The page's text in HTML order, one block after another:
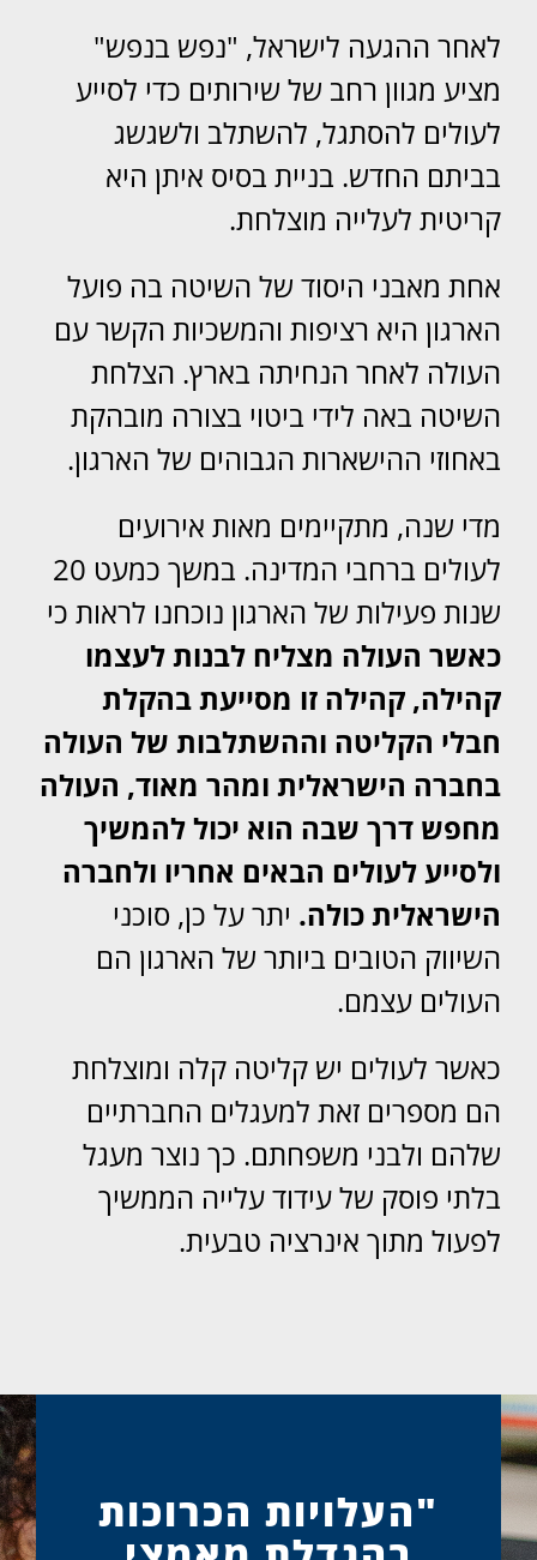
לאחר ההגעה לישראל, "נפש בנפש"
מציע מגוון רחב של שירותים כדי לסייע
לעולים להסתגל, להשתלב ולשגשג
בביתם החדש. בניית בסיס איתן היא
קריטית לעלייה מוצלחת.
אחת מאבני היסוד של השיטה בה פועל
הארגון היא רציפות והמשכיות הקשר עם
העולה לאחר הנחיתה בארץ. הצלחת
השיטה באה לידי ביטוי בצורה מובהקת
באחוזי ההישארות הגבוהים של הארגון.
מדי שנה, מתקיימים מאות אירועים
לעולים ברחבי המדינה. במשך כמעט 20
שנות פעילות של הארגון נוכחנו לראות כי
כאשר העולה מצליח לבנות לעצמו
קהילה, קהילה זו מסייעת בהקלת
חבלי הקליטה וההשתלבות של העולה
בחברה הישראלית ומהר מאוד, העולה
מחפש דרך שבה הוא יכול להמשיך
ולסייע לעולים הבאים אחריו ולחברה
הישראלית כולה. יתר על כן, סוכני
השיווק הטובים ביותר של הארגון הם
העולים עצמם.
כאשר לעולים יש קליטה קלה ומוצלחת
הם מספרים זאת למעגלים החברתיים
שלהם ולבני משפחתם. כך נוצר מעגל
בלתי פוסק של עידוד עלייה הממשיך
לפעול מתוך אינרציה טבעית.
"העלויות הכרוכות